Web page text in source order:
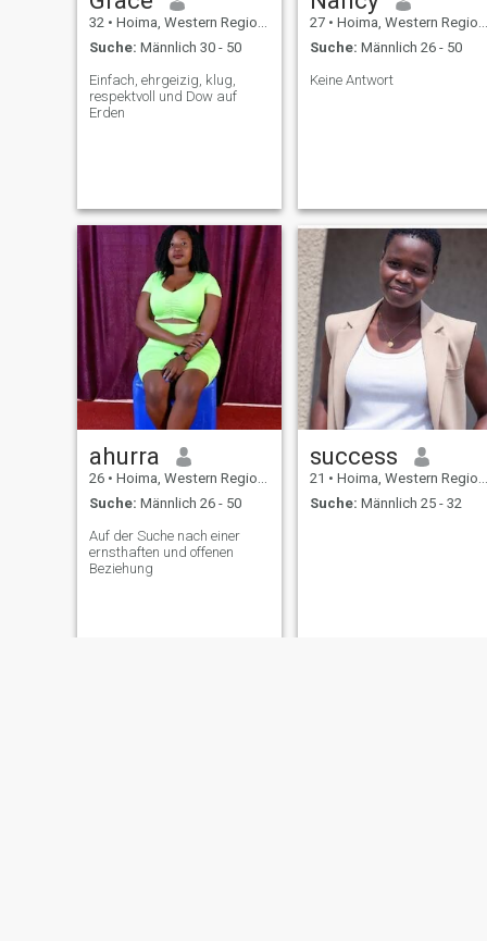
32 • Hoima, Western Region, Uganda
Suche: Männlich 30 - 50
Einfach, ehrgeizig, klug,
respektvoll und Dow auf
Erden
27 • Hoima, Western Region, Uganda
Suche: Männlich 26 - 50
Keine Antwort
ahurra
26 • Hoima, Western Region, Uganda
Suche: Männlich 26 - 50
Auf der Suche nach einer
ernsthaften und offenen
Beziehung
success
21 • Hoima, Western Region, Uganda
Suche: Männlich 25 - 32